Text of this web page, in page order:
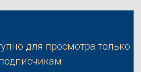
для просмотра только